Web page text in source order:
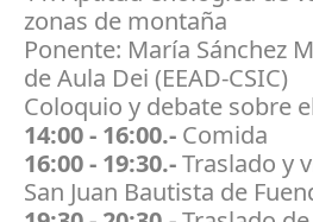
zonas de montaña
Ponente: María Sánchez
de Aula Dei (EEAD-CSIC)
Coloquio y debate sobre
14:00 - 16:00.- Comida
16:00 - 19:30.-Traslado y
San Juan Bautista de